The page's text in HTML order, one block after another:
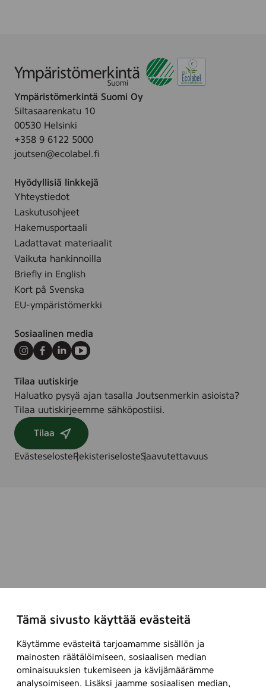
Tämä sivusto käyttää evästeitä
Käytämme evästeitä tarjoamamme sisällön ja
mainosten räätälöimiseen, sosiaalisen median
ominaisuuksien tukemiseen ja kävijämäärämme
analysoimiseen. Lisäksi jaamme sosiaalisen median,
Ympäristömerkintä Suomi Oy
Siltasaarenkatu 10
00530 Helsinki
+358 9 6122 5000
joutsen@ecolabel.fi
Hyödyllisiä linkkejä
Yhteystiedot
Laskutusohjeet
Hakemusportaali
Ladattavat materiaalit
Vaikuta hankinnoilla
Briefly in English
Kort på Svenska
EU-ympäristömerkki
Sosiaalinen media
Instagram
Facebook
LinkedInYoutube
Tilaa uutiskirje
Haluatko pysyä ajan tasalla Joutsenmerkin asioista?
Tilaa uutiskirjeemme sähköpostiisi.
Tilaa
EvästeselosteRekisteriselosteSaavutettavuus